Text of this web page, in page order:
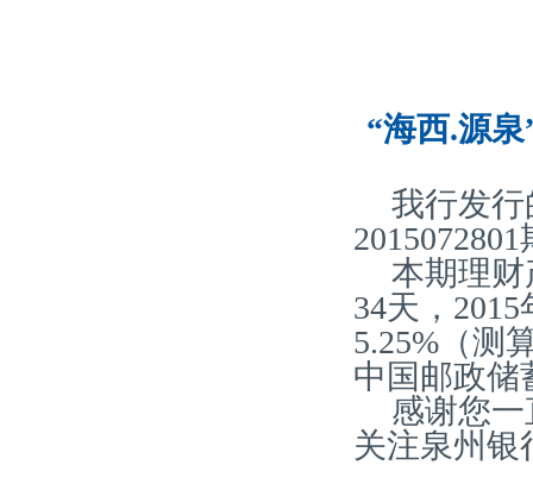
“海西.源
我行发行
本期理财
34天，
5.25%（测
中国邮政储
感谢您
关注泉州银